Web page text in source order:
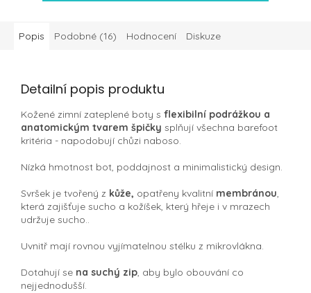
Popis Podobné (16) Hodnocení Diskuze
Detailní popis produktu
Kožené zimní zateplené boty s flexibilní podrážkou a
anatomickým tvarem špičky splňují všechna barefoot
kritéria - napodobují chůzi naboso.
Nízká hmotnost bot, poddajnost a minimalistický design.
Svršek je tvořený z kůže, opatřeny kvalitní membránou,
která zajišťuje sucho a kožíšek, který hřeje i v mrazech
udržuje sucho..
Uvnitř mají rovnou vyjímatelnou stélku z mikrovlákna.
Dotahují se na suchý zip, aby bylo obouvání co
nejjednodušší.